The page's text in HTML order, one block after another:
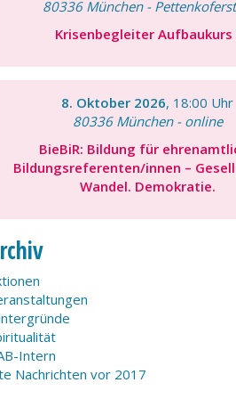
80336 München -
Krisenbegleiter Aufbaukurs
8. Oktober 2026, 18:00 Uhr
80336 München - online
BieBiR: Bildung für
Bildungsreferenten/innen –
Wandel. Demokratie.
Intern
Nachrichten vor 2017